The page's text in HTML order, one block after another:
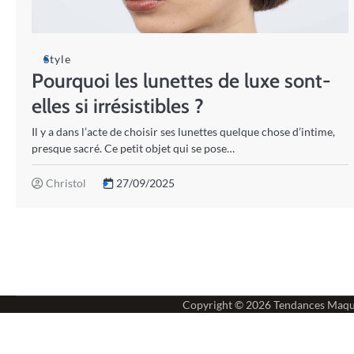
Style
Pourquoi les lunettes de luxe sont-
elles si irrésistibles ?
Il y a dans l’acte de choisir ses lunettes quelque chose d’intime,
presque sacré. Ce petit objet qui se pose…
Christol 27/09/2025
Copyright © 2026Tendances